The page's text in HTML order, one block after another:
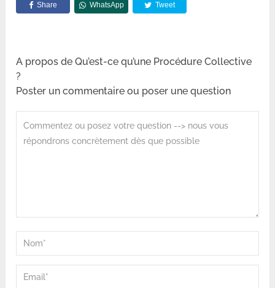
Share WhatsApp Tweet
A propos de Qu’est-ce qu’une Procédure Collective
?
Poster un commentaire ou poser une question